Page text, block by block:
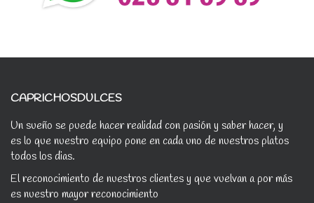
CAPRICHOSDULCES
Un sueño se puede hacer realidad con pasión y saber hacer, y
es lo que nuestro equipo pone en cada uno de nuestros platos
todos los dias.
El reconocimiento de nuestros clientes y que vuelvan a por más
es nuestro mayor reconocimiento